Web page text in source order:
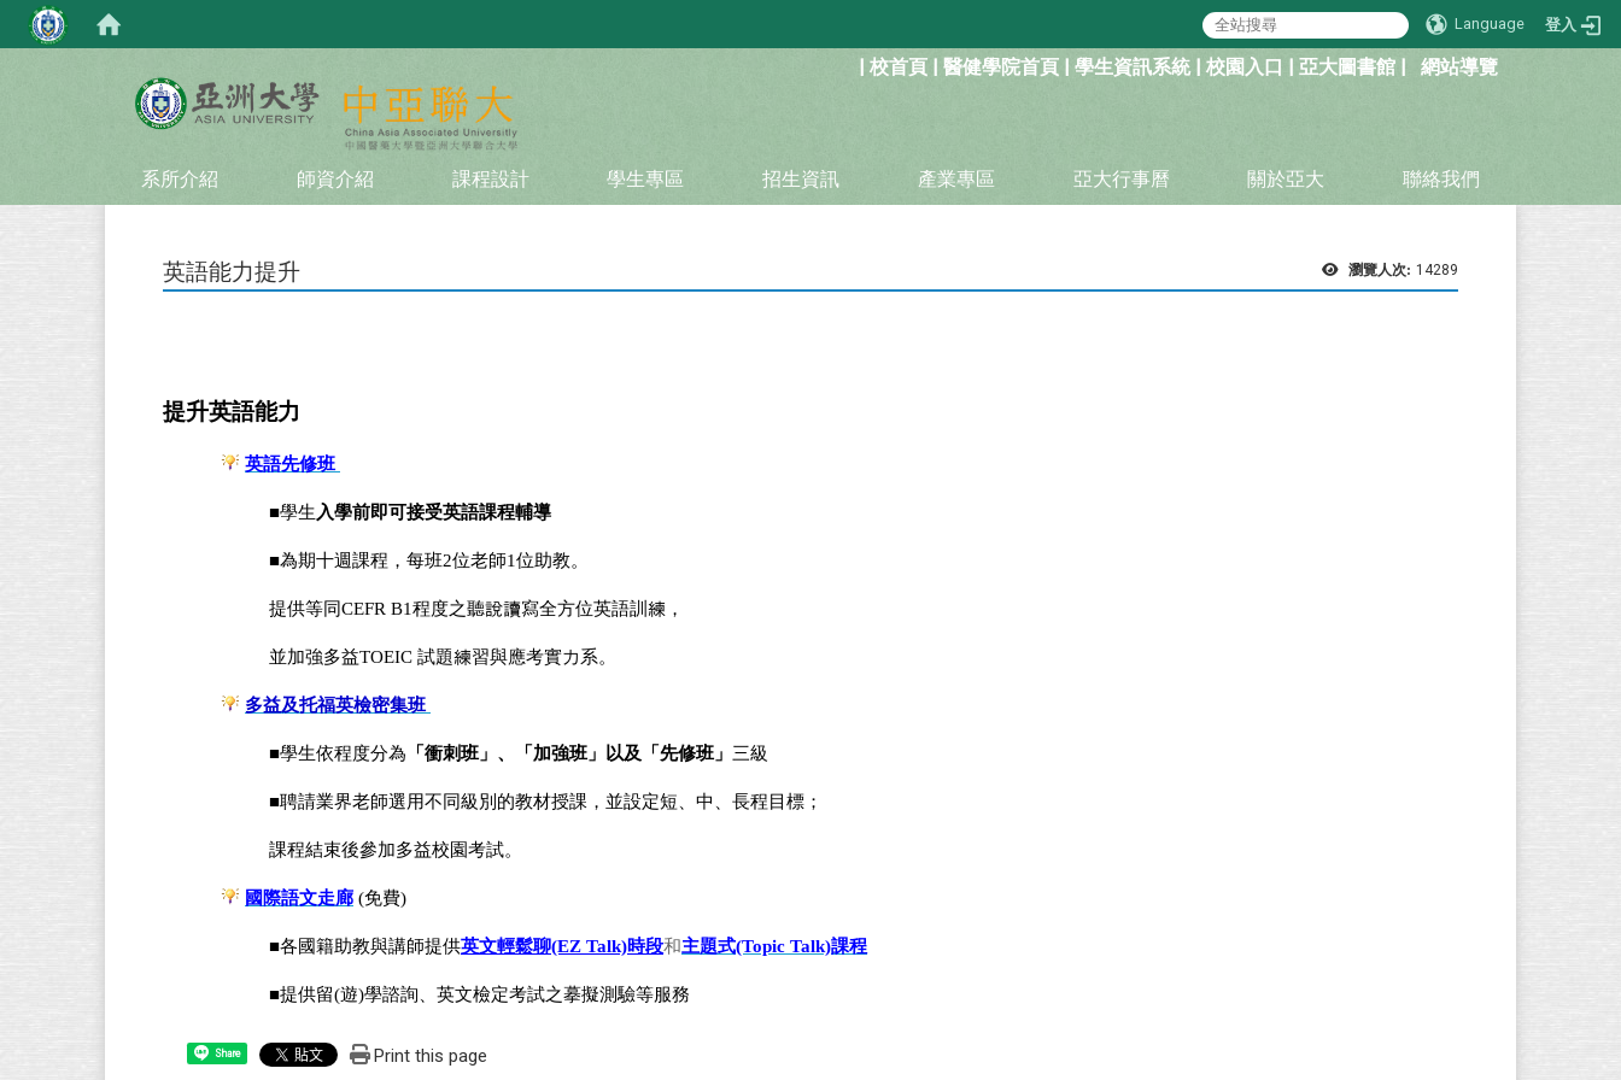
Language 登入
| 校首頁 | 醫健學院首頁 | 學生資訊系統| 校園入口 | 亞大圖書館 | 網站導覽
系所介紹 師資介紹 課程設計 學生專區 招生資訊 產業專區 亞大行事曆 關於亞大 聯絡我們
瀏覽人次: 14289
英語能力提升
提升英語能力
英語先修班
■學生 入學前即可接受英語課程輔導
■為期十週課程，每班2位老師1位助教。
提供等同CEFR B1程度之聽說讀寫全方位英語訓練，
並加強多益TOEIC 試題練習與應考實力系。
多益及托福英檢密集班
■學生依程度分為 「衝刺班」、「加強班」以及「先修班」 三級
■聘請業界老師選用不同級別的教材授課， 並設定短、中、長程目標；
課程結束後參加多益校園考試。
國際語文走廊 (免費)
■各國籍助教與講師提供英文輕鬆聊(EZ Talk)時段和主題式(Topic Talk)課程
■提供留(遊)學諮詢、英文檢定考試之摹擬測驗等服務
Share Print this page